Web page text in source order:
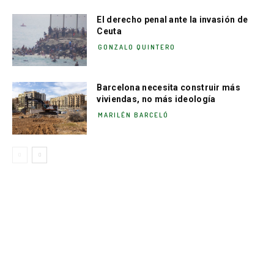
El derecho penal ante la invasión de
Ceuta
GONZALO QUINTERO
Barcelona necesita construir más
viviendas, no más ideología
MARILÉN BARCELÓ